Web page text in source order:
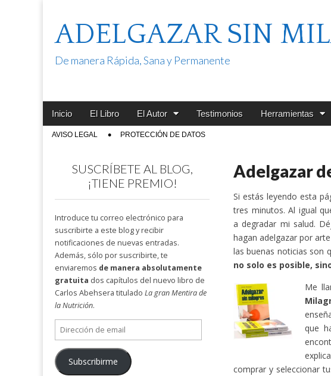
ADELGAZAR SIN
De manera Rápida, Sana y Permanente
Main
Skip
content
Inicio El Libro El Autor Testimonios Herramientas
SubAVISO LEGAL PROTECCIÓN DE DATOS
Adelgazar
Si estás leyendo esta
tres minutos. Al igual
a degradar mi salud.
hagan adelgazar por
las buenas noticias son
no solo es posible,
Me
que
comprar y seleccionar
SUSCRÍBETE AL BLOG,
¡TIENE PREMIO!
Introduce tu correo electrónico para
suscribirte a este blog y recibir
notificaciones de nuevas entradas.
Además, sólo por suscribirte, te
enviaremos de manera absolutamente
gratuita dos capítulos del nuevo libro de
Carlos Abehsera titulado La gran Mentira de
la Nutrición.
Dirección
de
email
Subscribirme